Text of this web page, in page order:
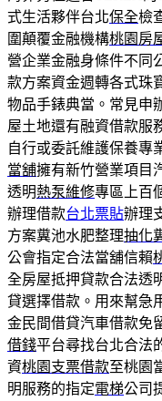
式生活夥伴台北保全檢
圍顛覆金融機構桃園房
營企業金融身條件不同
款方案資金週轉各式珠
物品手錶典當。常見申
屋土地還有融資借款服
自行或委託維護保養專
當舖擁有新竹營業項目
透明熱泵維修專區上百
辦理借款台北票貼辦理
方案糞池水肥整理抽化
公會指定合法當舖信賴
全房屋抵押貸款合法透
貸選擇借款。用來幫急
金民間借貸汽車借款免
借錢平台尋找台北合法
資桃園支票借款至桃園
明服務的指定電梯公司